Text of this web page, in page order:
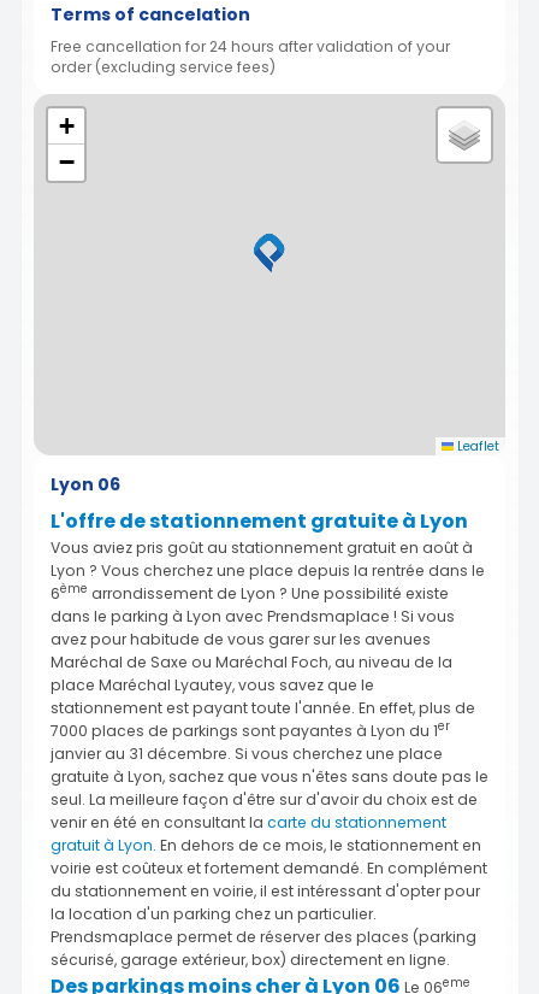
Terms of cancelation
Free cancellation for 24 hours after validation of your
order (excluding service fees)
+
−
Leaflet
Lyon 06
L'offre de stationnement gratuite à Lyon
Vous aviez pris goût au stationnement gratuit en août à
Lyon ? Vous cherchez une place depuis la rentrée dans le
6ème arrondissement de Lyon ? Une possibilité existe
dans le parking à Lyon avec Prendsmaplace ! Si vous
avez pour habitude de vous garer sur les avenues
Maréchal de Saxe ou Maréchal Foch, au niveau de la
place Maréchal Lyautey, vous savez que le
stationnement est payant toute l'année. En effet, plus de
7000 places de parkings sont payantes à Lyon du 1er
janvier au 31 décembre. Si vous cherchez une place
gratuite à Lyon, sachez que vous n'êtes sans doute pas le
seul. La meilleure façon d'être sur d'avoir du choix est de
venir en été en consultant la carte du stationnement
gratuit à Lyon. En dehors de ce mois, le stationnement en
voirie est coûteux et fortement demandé. En complément
du stationnement en voirie, il est intéressant d'opter pour
la location d'un parking chez un particulier.
Prendsmaplace permet de réserver des places (parking
sécurisé, garage extérieur, box) directement en ligne.
Des parkings moins cher à Lyon 06 Le 06eme